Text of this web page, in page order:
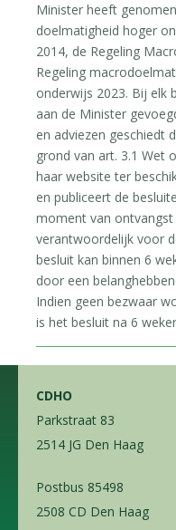
Minister heeft
doelmatigheid hoger
2014, de Regeling
Regeling
onderwijs 2023. Bij elk
aan de Minister
en adviezen geschiedt
grond van art. 3.1 Wet
haar website ter
en publiceert de
moment van ontvangst
verantwoordelijk voor
besluit kan binnen 6
door een
Indien geen bezwaar
is het besluit na 6
CDHO
Parkstraat 83
2514 JG Den Haag
Postbus 85498
2508 CD Den Haag